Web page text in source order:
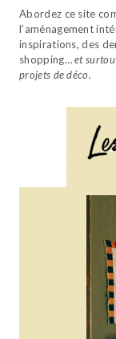
Abordez ce site
l’aménagement
inspirations, des
shopping…et
projets de déco.